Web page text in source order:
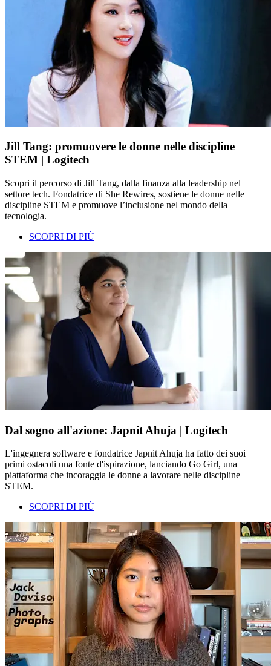
Jill Tang: promuovere le donne nelle discipline
STEM | Logitech
Scopri il percorso di Jill Tang, dalla finanza alla leadership nel
settore tech. Fondatrice di She Rewires, sostiene le donne nelle
discipline STEM e promuove l’inclusione nel mondo della
tecnologia.
SCOPRI DI PIÙ
Dal sogno all'azione: Japnit Ahuja | Logitech
L'ingegnera software e fondatrice Japnit Ahuja ha fatto dei suoi
primi ostacoli una fonte d'ispirazione, lanciando Go Girl, una
piattaforma che incoraggia le donne a lavorare nelle discipline
STEM.
SCOPRI DI PIÙ